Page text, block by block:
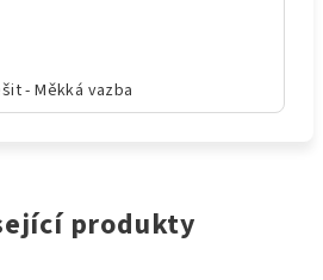
- Měkká vazba
produkty